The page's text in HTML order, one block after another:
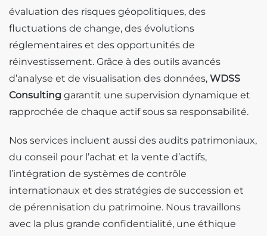
évaluation des risques géopolitiques, des
fluctuations de change, des évolutions
réglementaires et des opportunités de
réinvestissement. Grâce à des outils avancés
d’analyse et de visualisation des données, WDSS
Consulting garantit une supervision dynamique et
rapprochée de chaque actif sous sa responsabilité.
Nos services incluent aussi des audits patrimoniaux,
du conseil pour l’achat et la vente d’actifs,
l’intégration de systèmes de contrôle
internationaux et des stratégies de succession et
de pérennisation du patrimoine. Nous travaillons
avec la plus grande confidentialité, une éthique